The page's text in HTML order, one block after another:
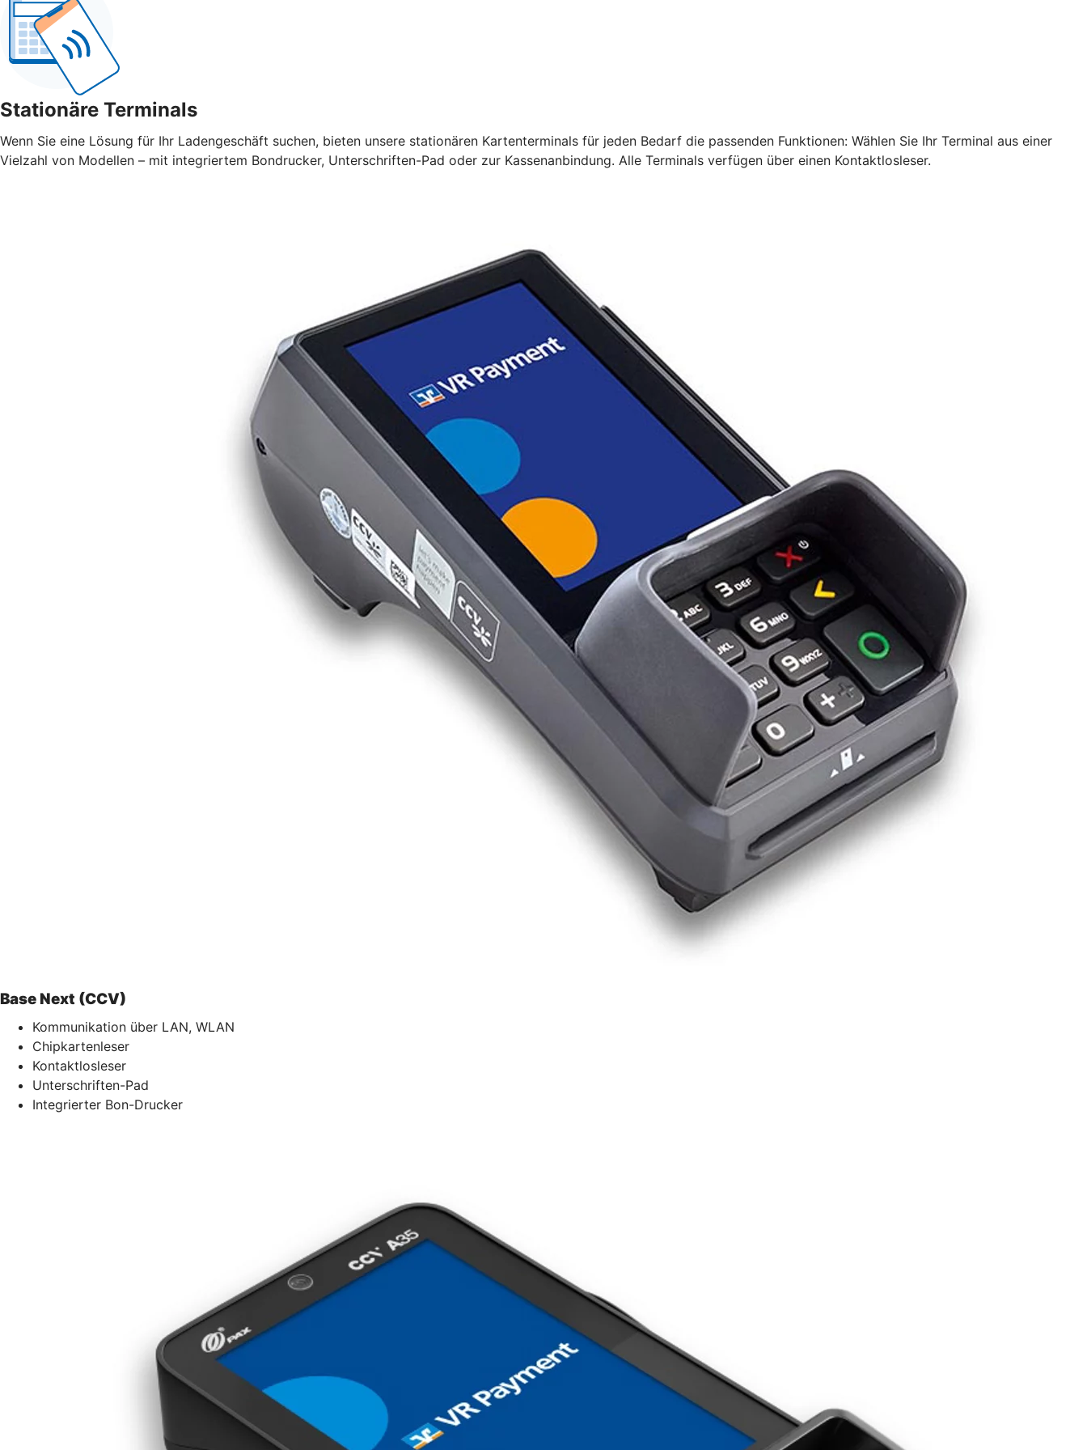
Stationäre Terminals
Wenn Sie eine Lösung für Ihr Ladengeschäft suchen, bieten unsere stationären Kartenterminals für jeden Bedarf die passenden Funktionen: Wählen Sie Ihr Terminal aus einer
Vielzahl von Modellen – mit integriertem Bondrucker, Unterschriften-Pad oder zur Kassenanbindung. Alle Terminals verfügen über einen Kontaktlosleser.
Base Next (CCV)
Kommunikation über LAN, WLAN
Chipkartenleser
Kontaktlosleser
Unterschriften-Pad
Integrierter Bon-Drucker